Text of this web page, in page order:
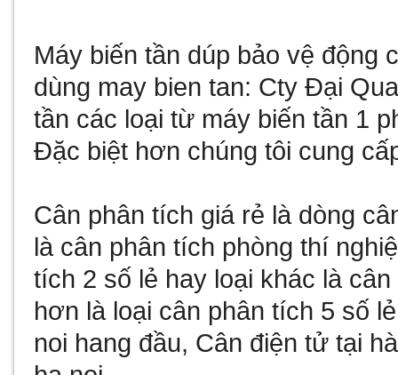
Máy biến tần dúp bảo vệ động
dùng may bien tan: Cty Đại
tần các loại từ máy biến tần 1
Đặc biệt hơn chúng tôi cung
Cân phân tích giá rẻ là dòng
là cân phân tích phòng thí
tích 2 số lẻ hay loại khác là cân
hơn là loại cân phân tích 5 số lẻ
noi hang đầu, Cân điện tử tại